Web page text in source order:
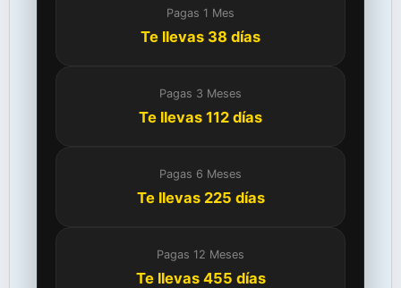
Pagas 1 Mes
Te llevas 38 días
Pagas 3 Meses
Te llevas 112 días
Pagas 6 Meses
Te llevas 225 días
Pagas 12 Meses
Te llevas 455 días